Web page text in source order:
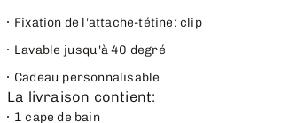
Fixation de l'attache-tétine: clip
Lavable jusqu'à 40 degré
Cadeau personnalisable
La livraison contient:
1 cape de bain